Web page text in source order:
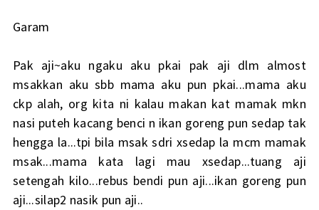
Garam
Pak aji~aku ngaku aku pkai pak aji dlm almost
msakkan aku sbb mama aku pun pkai...mama aku
ckp alah, org kita ni kalau makan kat mamak mkn
nasi puteh kacang benci n ikan goreng pun sedap tak
hengga la...tpi bila msak sdri xsedap la mcm mamak
msak...mama kata lagi mau xsedap...tuang aji
setengah kilo...rebus bendi pun aji...ikan goreng pun
aji...silap2 nasik pun aji..